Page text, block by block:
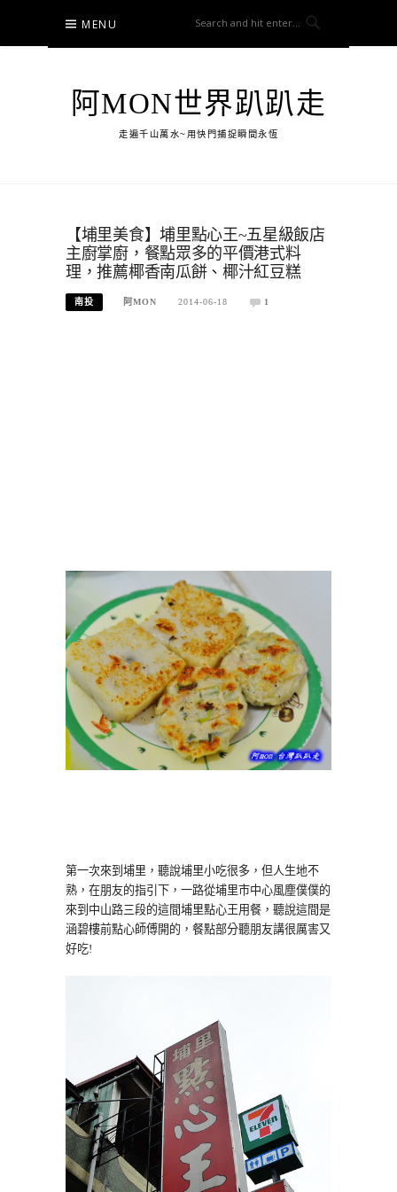
content
MENU
阿MON世界趴趴走
走遍千山萬水~用快門捕捉瞬間永恆
【埔里美食】埔里點心王~五星級飯店
主廚掌廚，餐點眾多的平價港式料
理，推薦椰香南瓜餅、椰汁紅豆糕
南投 阿MON 2014-06-18 1
第一次來到埔里，聽說埔里小吃很多，但人生地不
熟，在朋友的指引下，一路從埔里市中心風塵僕僕的
來到中山路三段的這間埔里點心王用餐，聽說這間是
涵碧樓前點心師傅開的，餐點部分聽朋友講很厲害又
好吃!